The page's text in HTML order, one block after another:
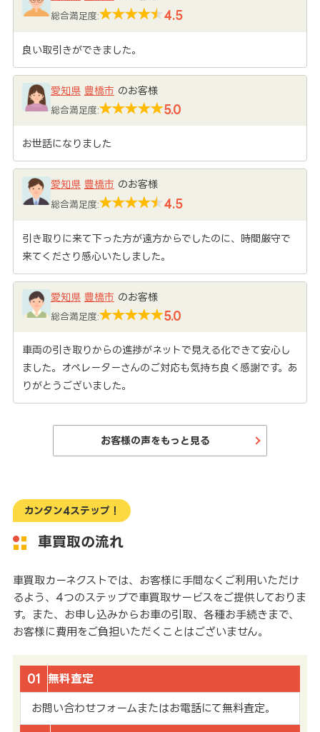
総合満足度: 4.5
良い取引きができました。
愛知県 豊橋市 のお客様
総合満足度: 5.0
お世話になりました
愛知県 豊橋市 のお客様
総合満足度: 4.5
引き取りに来て下った方が遠方からでしたのに、時間厳守で
来てくださり感心いたしました。
愛知県 豊橋市 のお客様
総合満足度: 5.0
車両の引き取りからの進捗がネットで見える化できて安心し
ました。オペレーターさんのご対応も気持ち良く感謝です。あ
りがとうございました。
お客様の声をもっと見る
カンタン4ステップ！
車買取の流れ
車買取カーネクストでは、お客様に手間なくご利用いただけ
るよう、4つのステップで車買取サービスをご提供しておりま
す。また、お申し込みからお車の引取、各種お手続きまで、
お客様に費用をご負担いただくことはございません。
01 無料査定
お問い合わせフォームまたはお電話にて無料査定。